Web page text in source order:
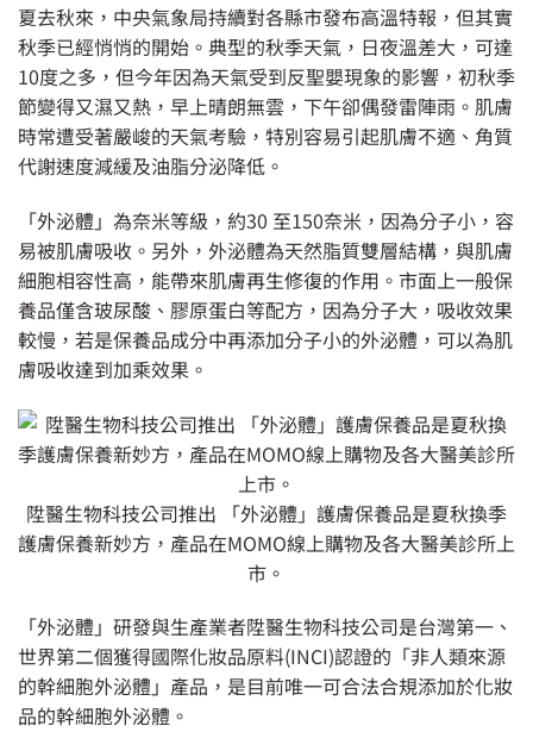
夏去秋來，中央氣象局持續對各縣市發布高溫特報，但其實
秋季已經悄悄的開始。典型的秋季天氣，日夜溫差大，可達
10度之多，但今年因為天氣受到反聖嬰現象的影響，初秋季
節變得又濕又熱，早上晴朗無雲，下午卻偶發雷陣雨。肌膚
時常遭受著嚴峻的天氣考驗，特別容易引起肌膚不適、角質
代謝速度減緩及油脂分泌降低。
「外泌體」為奈米等級，約30 至150奈米，因為分子小，容
易被肌膚吸收。另外，外泌體為天然脂質雙層結構，與肌膚
細胞相容性高，能帶來肌膚再生修復的作用。市面上一般保
養品僅含玻尿酸、膠原蛋白等配方，因為分子大，吸收效果
較慢，若是保養品成分中再添加分子小的外泌體，可以為肌
膚吸收達到加乘效果。
陞醫生物科技公司推出 「外泌體」護膚保養品是夏秋換季
護膚保養新妙方，產品在MOMO線上購物及各大醫美診所上
市。
「外泌體」研發與生產業者陞醫生物科技公司是台灣第一、
世界第二個獲得國際化妝品原料(INCI)認證的「非人類來源
的幹細胞外泌體」產品，是目前唯一可合法合規添加於化妝
品的幹細胞外泌體。